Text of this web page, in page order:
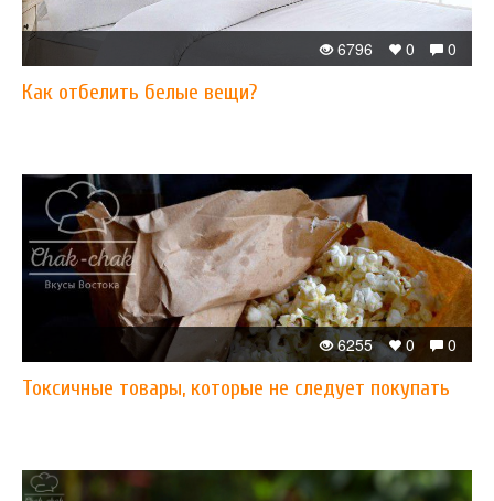
0
0
6796
Как отбелить белые вещи?
0
0
6255
Токсичные товары, которые не следует покупать